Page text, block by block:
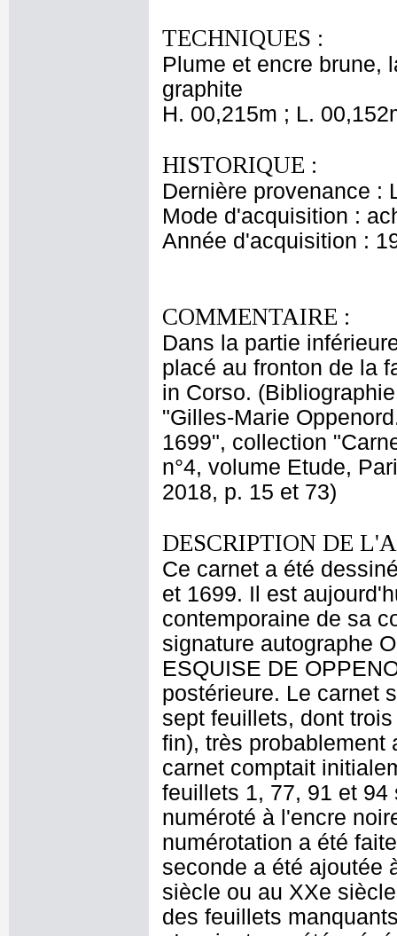
TECHNIQUES :
Plume et encre brune,
graphite
H. 00,215m ; L.
HISTORIQUE :
Dernière provenance :
Mode d'acquisition :
Année d'acquisition :
COMMENTAIRE :
Dans la partie
placé au fronton de la
in Corso.
"Gilles-Marie
1699", collection
n°4, volume Etude,
2018, p. 15 et 73)
DESCRIPTION DE
Ce carnet a été
et 1699. Il est
contemporaine de sa
signature autographe
ESQUISE DE
postérieure. Le carnet
sept feuillets, dont
fin), très probablement
carnet comptait
feuillets 1, 77, 91 et
numéroté à l'encre
numérotation a été
seconde a été ajoutée
siècle ou au XXe
des feuillets